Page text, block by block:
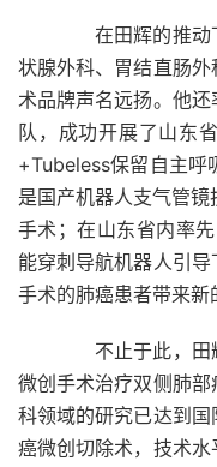
在田辉的推动
状腺外科、胃结直肠
术品牌声名远扬。他
队，成功开展了山东
+Tubeless保留自主呼
是国产机器人支气管
手术；在山东省内率
能穿刺导航机器人引
手术的肺癌患者带来新
不止于此，田
微创手术治疗双侧肺
科领域的研究已达到
癌微创切除术，技术